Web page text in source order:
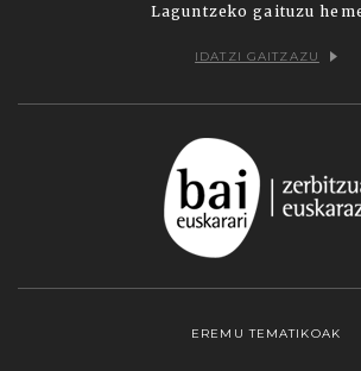
Laguntzeko gaituzu
IDATZI GAITZAZU
EREMU TEMATIKOAK